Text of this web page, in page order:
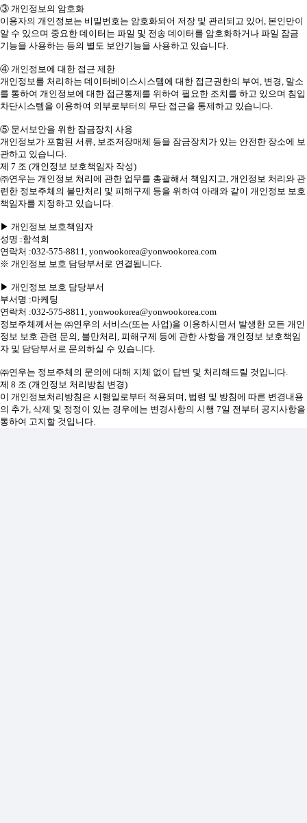
③ 개인정보의 암호화
이용자의 개인정보는 비밀번호는 암호화되어 저장 및 관리되고 있어, 본인만이
알 수 있으며 중요한 데이터는 파일 및 전송 데이터를 암호화하거나 파일 잠금
기능을 사용하는 등의 별도 보안기능을 사용하고 있습니다.
④ 개인정보에 대한 접근 제한
개인정보를 처리하는 데이터베이스시스템에 대한 접근권한의 부여, 변경, 말소
를 통하여 개인정보에 대한 접근통제를 위하여 필요한 조치를 하고 있으며 침입
차단시스템을 이용하여 외부로부터의 무단 접근을 통제하고 있습니다.
⑤ 문서보안을 위한 잠금장치 사용
개인정보가 포함된 서류, 보조저장매체 등을 잠금장치가 있는 안전한 장소에 보
관하고 있습니다.
제 7 조 (개인정보 보호책임자 작성)
㈜연우는 개인정보 처리에 관한 업무를 총괄해서 책임지고, 개인정보 처리와 관
련한 정보주체의 불만처리 및 피해구제 등을 위하여 아래와 같이 개인정보 보호
책임자를 지정하고 있습니다.
▶ 개인정보 보호책임자
성명 :함석희
연락처 :032-575-8811, yonwookorea@yonwookorea.com
※ 개인정보 보호 담당부서로 연결됩니다.
▶ 개인정보 보호 담당부서
부서명 :마케팅
연락처 :032-575-8811, yonwookorea@yonwookorea.com
정보주체께서는 ㈜연우의 서비스(또는 사업)을 이용하시면서 발생한 모든 개인
정보 보호 관련 문의, 불만처리, 피해구제 등에 관한 사항을 개인정보 보호책임
자 및 담당부서로 문의하실 수 있습니다.
㈜연우는 정보주체의 문의에 대해 지체 없이 답변 및 처리해드릴 것입니다.
제 8 조 (개인정보 처리방침 변경)
이 개인정보처리방침은 시행일로부터 적용되며, 법령 및 방침에 따른 변경내용
의 추가, 삭제 및 정정이 있는 경우에는 변경사항의 시행 7일 전부터 공지사항을
통하여 고지할 것입니다.